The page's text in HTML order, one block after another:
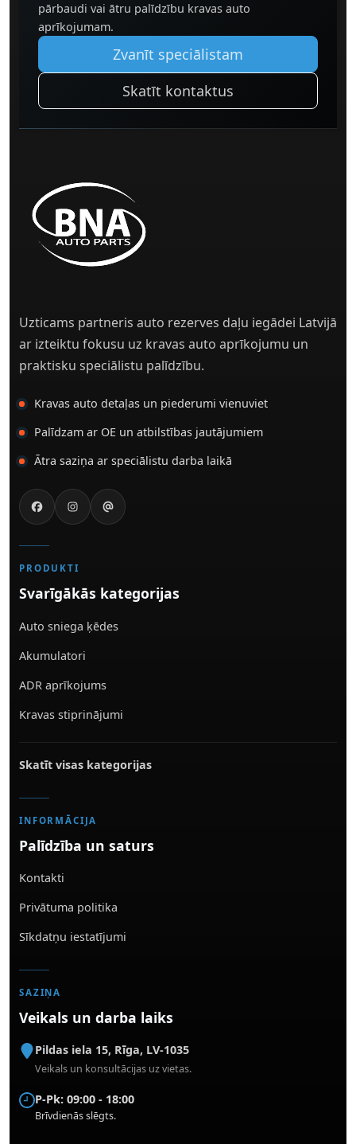
pārbaudi vai ātru palīdzību kravas auto
aprīkojumam.
Zvanīt speciālistam
Skatīt kontaktus
Uzticams partneris auto rezerves daļu iegādei Latvijā
ar izteiktu fokusu uz kravas auto aprīkojumu un
praktisku speciālistu palīdzību.
Kravas auto detaļas un piederumi vienuviet
Palīdzam ar OE un atbilstības jautājumiem
Ātra saziņa ar speciālistu darba laikā
PRODUKTI
Svarīgākās kategorijas
Auto sniega ķēdes
Akumulatori
ADR aprīkojums
Kravas stiprinājumi
Skatīt visas kategorijas
INFORMĀCIJA
Palīdzība un saturs
Kontakti
Privātuma politika
Sīkdatņu iestatījumi
SAZIŅA
Veikals un darba laiks
Pildas iela 15, Rīga, LV-1035
Veikals un konsultācijas uz vietas.
P-Pk: 09:00 - 18:00
Brīvdienās slēgts.